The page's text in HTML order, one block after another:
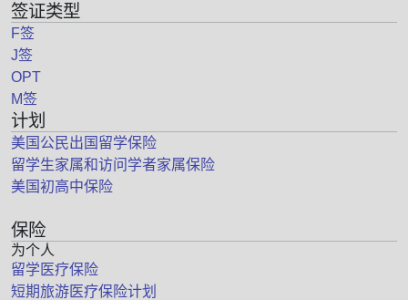
签证类型
F签
J签
OPT
M签
计划
美国公民出国留学保险
留学生家属和访问学者家属保险
美国初高中保险
保险
为个人
留学医疗保险
短期旅游医疗保险计划